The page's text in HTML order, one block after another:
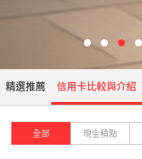
了解更多
精選推薦 信用卡比較與介紹
全部 現金積點